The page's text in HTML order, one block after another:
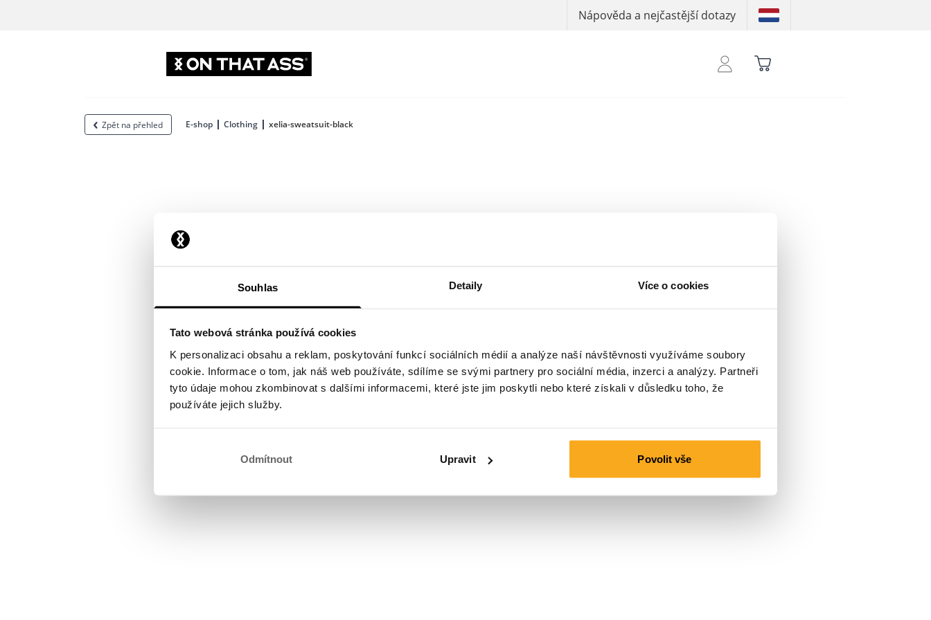
Souhlas Detaily Více o cookies
Tato webová stránka používá cookies
K personalizaci obsahu a reklam, poskytování funkcí sociálních médií a analýze naší návštěvnosti využíváme soubory
cookie. Informace o tom, jak náš web používáte, sdílíme se svými partnery pro sociální média, inzerci a analýzy. Partneři
tyto údaje mohou zkombinovat s dalšími informacemi, které jste jim poskytli nebo které získali v důsledku toho, že
používáte jejich služby.
Odmítnout Upravit Povolit vše
Nápověda a nejčastější dotazy
Zpět na přehled E-shop Clothing xelia-sweatsuit-black